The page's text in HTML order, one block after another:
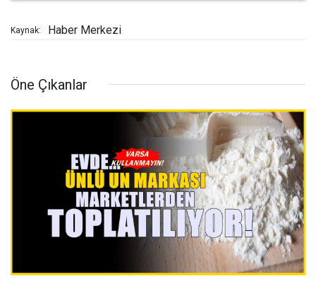
Kaynak: Haber Merkezi
Öne Çıkanlar